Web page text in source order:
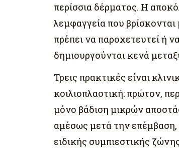
περίσσια δέρματος. Η
λεμφαγγεία που
πρέπει να παροχετευτεί ή
δημιουργούνται κενά
Τρεις πρακτικές είναι
κοιλιοπλαστική: πρώτον,
μόνο βάδιση μικρών
αμέσως μετά την επέμβαση,
ειδικής συμπιεστικής